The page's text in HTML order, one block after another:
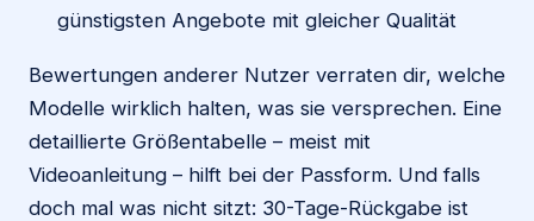
günstigsten Angebote mit gleicher Qualität
Bewertungen anderer Nutzer verraten dir, welche
Modelle wirklich halten, was sie versprechen. Eine
detaillierte Größentabelle – meist mit
Videoanleitung – hilft bei der Passform. Und falls
doch mal was nicht sitzt: 30-Tage-Rückgabe ist